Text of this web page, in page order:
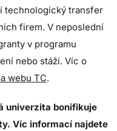
technologický transfer
firem. V neposlední
v programu
nebo stáží. Víc o
webu TC.
univerzita bonifikuje
Víc informací najdete